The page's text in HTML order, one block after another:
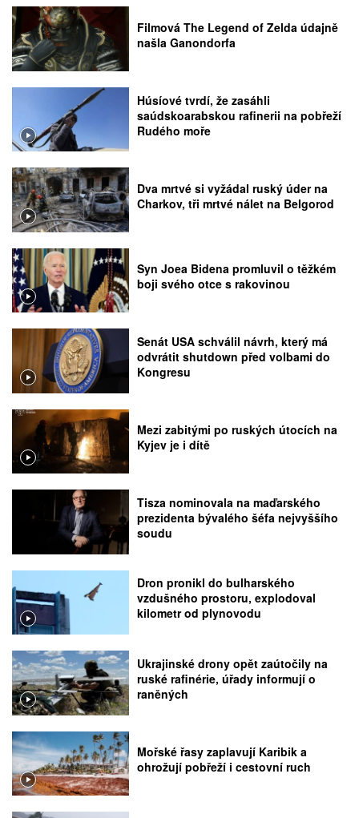
Filmová The Legend of Zelda údajně
našla Ganondorfa
Húsíové tvrdí, že zasáhli
saúdskoarabskou rafinerii na pobřeží
Rudého moře
Dva mrtvé si vyžádal ruský úder na
Charkov, tři mrtvé nálet na Belgorod
Syn Joea Bidena promluvil o těžkém
boji svého otce s rakovinou
Senát USA schválil návrh, který má
odvrátit shutdown před volbami do
Kongresu
Mezi zabitými po ruských útocích na
Kyjev je i dítě
Tisza nominovala na maďarského
prezidenta bývalého šéfa nejvyššího
soudu
Dron pronikl do bulharského
vzdušného prostoru, explodoval
kilometr od plynovodu
Ukrajinské drony opět zaútočily na
ruské rafinérie, úřady informují o
raněných
Mořské řasy zaplavují Karibik a
ohrožují pobřeží i cestovní ruch